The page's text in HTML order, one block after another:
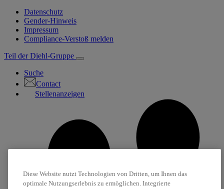
Datenschutz
Gender-Hinweis
Impressum
Compliance-Verstoß melden
Teil der Diehl-Gruppe
Suche
Contact
Stellenanzeigen
Diese Website nutzt Technologien von Dritten, um Ihnen das
optimale Nutzungserlebnis zu ermöglichen. Integrierte